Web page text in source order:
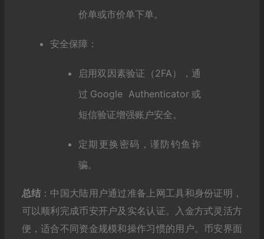
价单或市价单下单。
安全保障：
启用双因素验证（2FA），通
过Google Authenticator或
短信验证增强账户安全。
定期更换密码，谨防钓鱼诈
骗。
总结 ：中国大陆用户通过准备上网工具和身份证明，
可以顺利完成币安开户及实名认证。入金方式灵活方
便，适合不同资金规模和操作习惯的用户。币安界面